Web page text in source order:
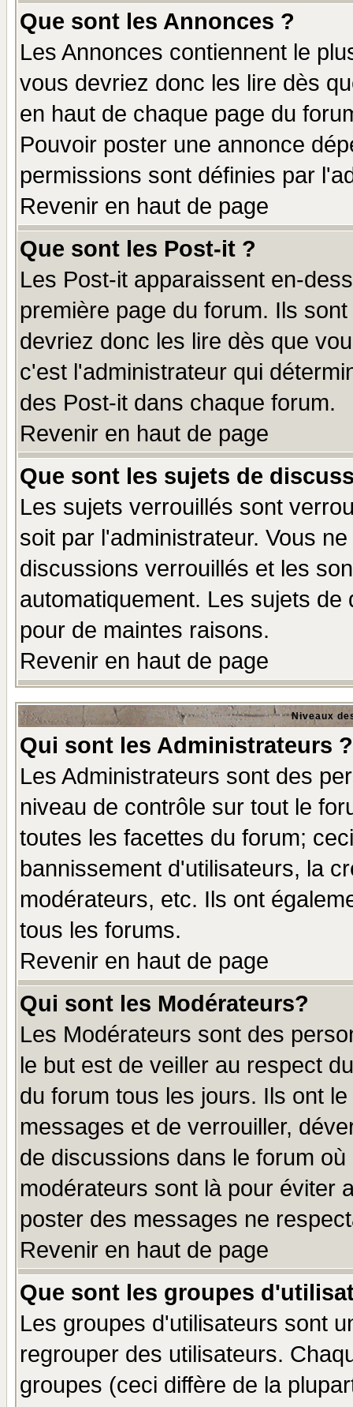
Que sont les Annonces ?
Les Annonces contiennent le
vous devriez donc les lire dès
en haut de chaque page du
Pouvoir poster une annonce
permissions sont définies par
Revenir en haut de page
Que sont les Post-it ?
Les Post-it apparaissent en-
première page du forum. Ils
devriez donc les lire dès que
c'est l'administrateur qui
des Post-it dans chaque forum.
Revenir en haut de page
Que sont les sujets de
Les sujets verrouillés sont
soit par l'administrateur. Vous
discussions verrouillés et les
automatiquement. Les sujets
pour de maintes raisons.
Revenir en haut de page
Niveaux
Qui sont les Administrateurs ?
Les Administrateurs sont des
niveau de contrôle sur tout le
toutes les facettes du forum;
bannissement d'utilisateurs, la
modérateurs, etc. Ils ont
tous les forums.
Revenir en haut de page
Qui sont les Modérateurs?
Les Modérateurs sont des
le but est de veiller au respect
du forum tous les jours. Ils ont
messages et de verrouiller,
de discussions dans le forum
modérateurs sont là pour éviter
poster des messages ne
Revenir en haut de page
Que sont les groupes
Les groupes d'utilisateurs sont
regrouper des utilisateurs.
groupes (ceci diffère de la